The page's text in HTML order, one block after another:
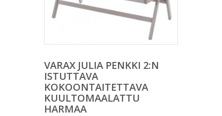
VARAX JULIA PENKKI 2:N
ISTUTTAVA
KOKOONTAITETTAVA
KUULTOMAALATTU
HARMAA